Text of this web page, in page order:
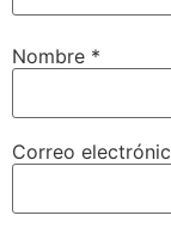
Nombre *
Correo